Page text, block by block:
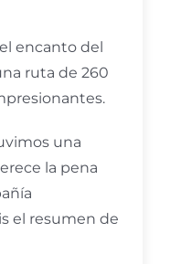
encanto del
ruta de 260
una
la pena
el resumen de